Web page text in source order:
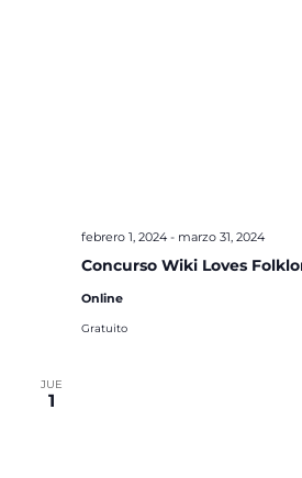
Concurso Wiki Loves
febrero 1, 2024- marzo 31, 2024
Online
Gratuito
JUE
1